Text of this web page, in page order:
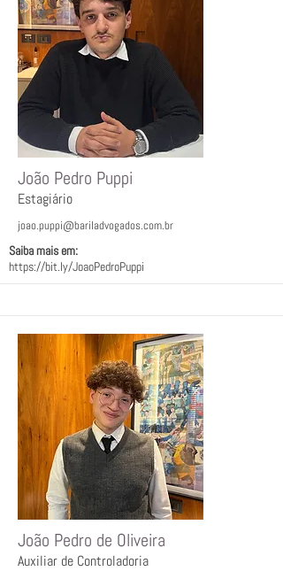
João Pedro Puppi
Estagiário
joao.puppi@bariladvogados.com.br
Saiba mais em:
https://bit.ly/JoaoPedroPuppi
João Pedro de Oliveira
Auxiliar de Controladoria